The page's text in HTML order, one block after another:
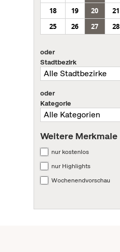
18
19 20 21
25
26 27 28
oder
Stadtbezirk
oder
Kategorie
Weitere Merkmale
nur kostenlos
nur Highlights
Wochenendvorschau